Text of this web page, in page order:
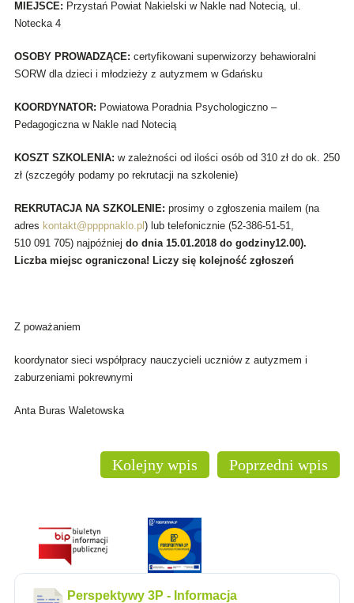
MIEJSCE: Przystań Powiat Nakielski w Nakle nad Notecią, ul.
Notecka 4
OSOBY PROWADZĄCE: certyfikowani superwizorzy behawioralni
SORW dla dzieci i młodzieży z autyzmem w Gdańsku
KOORDYNATOR: Powiatowa Poradnia Psychologiczno –
Pedagogiczna w Nakle nad Notecią
KOSZT SZKOLENIA: w zależności od ilości osób od 310 zł do ok. 250
zł (szczegóły podamy po rekrutacji na szkolenie)
REKRUTACJA NA SZKOLENIE: prosimy o zgłoszenia mailem (na
adres kontakt@ppppnaklo.pl ) lub telefonicznie (52-386-51-51,
510 091 705) najpóźniej do dnia 15.01.2018 do godziny12.00).
Liczba miejsc ograniczona! Liczy się kolejność zgłoszeń
Z poważaniem
koordynator sieci współpracy nauczycieli uczniów z autyzmem i
zaburzeniami pokrewnymi
Anta Buras Waletowska
Poprzedni wpis
Kolejny wpis
Perspektywy 3P - Informacja